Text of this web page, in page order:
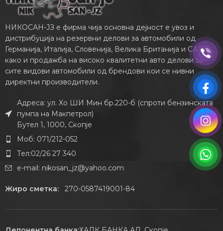
НИКОСАН-ЈЗ е фирма чија основна дејност е увоз и
дистрибуција на резервни делови за автомобили од
Германија, Италија, Словенија, Велика Британија и САД,
како и продажба на високо квалитетни авто делови за
сите видови автомобили од брендови кои се нивни
директни производители.
Адреса: ул. Хо ШИ Мин бр.220-б (спроти бензинската
пумпа на Макпетрол)
Бутел 1, 1000, Скопје
Моб: 071/212-052
Тел:02/26 27 340
e-mail: nikosan_jz@yahoo.com
Жиро сметка:270-0587419001-84